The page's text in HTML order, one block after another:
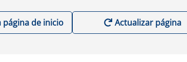
página de inicio Actualizar página